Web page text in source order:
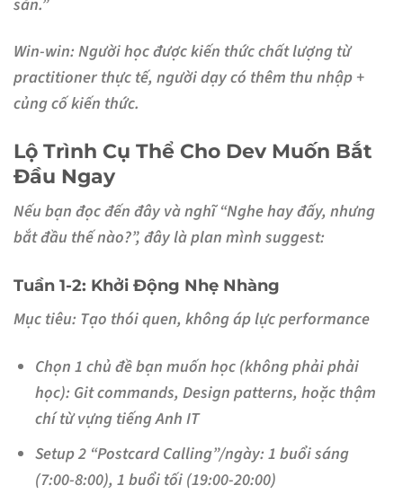
Win-win: Người học được kiến thức chất lượng từ
practitioner thực tế, người dạy có thêm thu nhập +
củng cố kiến thức.
Lộ Trình Cụ Thể Cho Dev Muốn Bắt
Đầu Ngay
Nếu bạn đọc đến đây và nghĩ “Nghe hay đấy, nhưng
bắt đầu thế nào?”, đây là plan mình suggest:
Tuần 1-2: Khởi Động Nhẹ Nhàng
Mục tiêu: Tạo thói quen, không áp lực performance
Chọn 1 chủ đề bạnmuốnhọc (không phải phải
học): Git commands, Design patterns, hoặc thậm
chí từ vựng tiếng Anh IT
Setup 2 “Postcard Calling”/ngày: 1 buổi sáng
(7:00-8:00), 1 buổi tối (19:00-20:00)